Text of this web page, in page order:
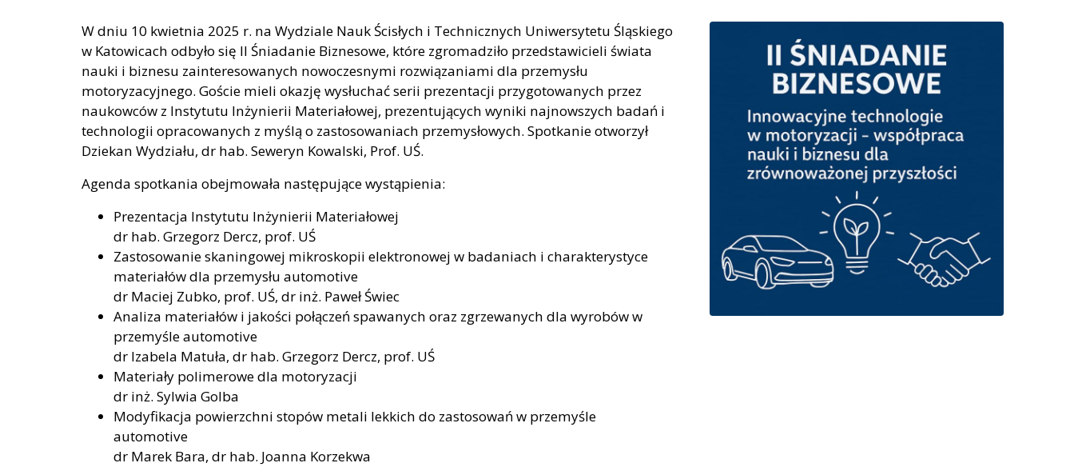
W dniu 10 kwietnia 2025 r. na Wydziale Nauk Ścisłych i Technicznych Uniwersytetu Śląskiego
w Katowicach odbyło się II Śniadanie Biznesowe, które zgromadziło przedstawicieli świata
nauki i biznesu zainteresowanych nowoczesnymi rozwiązaniami dla przemysłu
motoryzacyjnego. Goście mieli okazję wysłuchać serii prezentacji przygotowanych przez
naukowców z Instytutu Inżynierii Materiałowej, prezentujących wyniki najnowszych badań i
technologii opracowanych z myślą o zastosowaniach przemysłowych. Spotkanie otworzył
Dziekan Wydziału, dr hab. Seweryn Kowalski, Prof. UŚ.
Agenda spotkania obejmowała następujące wystąpienia:
Prezentacja Instytutu Inżynierii Materiałowej
dr hab. Grzegorz Dercz, prof. UŚ
Zastosowanie skaningowej mikroskopii elektronowej w badaniach i charakterystyce
materiałów dla przemysłu automotive
dr Maciej Zubko, prof. UŚ, dr inż. Paweł Świec
Analiza materiałów i jakości połączeń spawanych oraz zgrzewanych dla wyrobów w
przemyśle automotive
dr Izabela Matuła, dr hab. Grzegorz Dercz, prof. UŚ
Materiały polimerowe dla motoryzacji
dr inż. Sylwia Golba
Modyfikacja powierzchni stopów metali lekkich do zastosowań w przemyśle
automotive
dr Marek Bara, dr hab. Joanna Korzekwa